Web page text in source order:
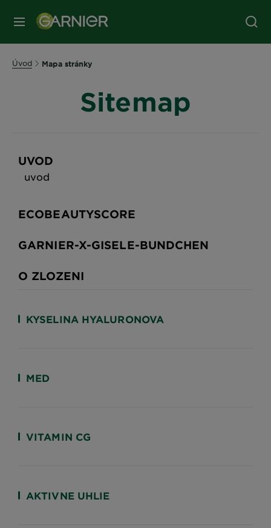
Úvod Mapa stránky
Sitemap
UVOD
uvod
ECOBEAUTYSCORE
GARNIER-X-GISELE-BUNDCHEN
O ZLOZENI
KYSELINA HYALURONOVA
MED
VITAMIN CG
AKTIVNE UHLIE